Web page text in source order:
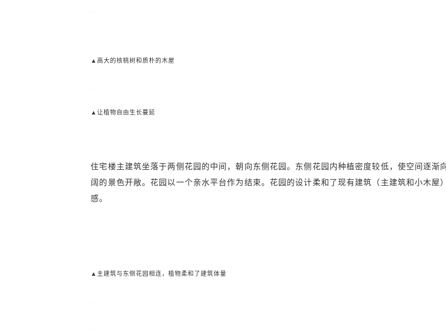
▲高大的核桃树和质朴的木屋
▲让植物自由生长蔓延
住宅楼主建筑坐落于两侧花园的中间，朝向东侧花园。东侧花园内种植密度较低，使空间逐渐
阔的景色开敞。花园以一个亲水平台作为结束。花园的设计柔和了现有建筑（主建筑和小木屋
感。
▲主建筑与东侧花园相连，植物柔和了建筑体量